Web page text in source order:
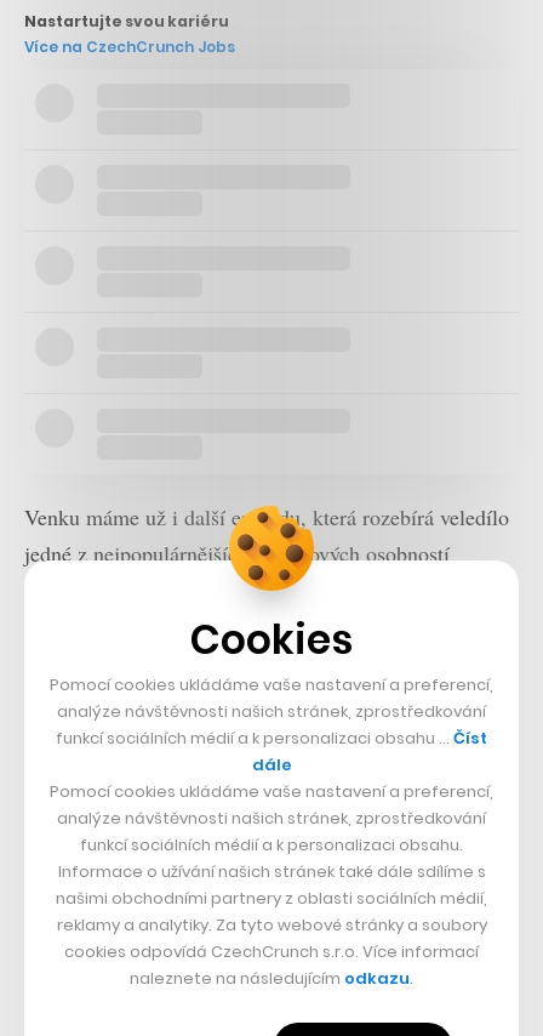
Nastartujte svou kariéru
Více na CzechCrunch Jobs
Venku máme už i další epizodu, která rozebírá veledílo
jedné z nejpopulárnějších rozvojových osobností
současnosti, autorky bestsellerů jako
Odvažte se vésta odbornice na emoce Brené
Brownové. Jmenuje seAtlas srdcea máme se v něm
naučit něco víc o svých emocích, protože naše prožitky
nás sice formují a zcela zásadně ovlivňují kvalitu našich
životů, málokdy ale – nejen podle Brownové – umíme
říct něco víc, než že se cítíme dobře, špatně, nebo
případně, že jsme naštvaní.
Cookies
Pomocí cookies ukládáme vaše nastavení a preferencí,
analýze návštěvnosti našich stránek, zprostředkování
funkcí sociálních médií a k personalizaci obsahu … Číst
dále
Pomocí cookies ukládáme vaše nastavení a preferencí,
analýze návštěvnosti našich stránek, zprostředkování
funkcí sociálních médií a k personalizaci obsahu.
Informace o užívání našich stránek také dále sdílíme s
našimi obchodními partnery z oblasti sociálních médií,
reklamy a analytiky. Za tyto webové stránky a soubory
cookies odpovídá CzechCrunch s.r.o. Více informací
naleznete na následujícím odkazu.